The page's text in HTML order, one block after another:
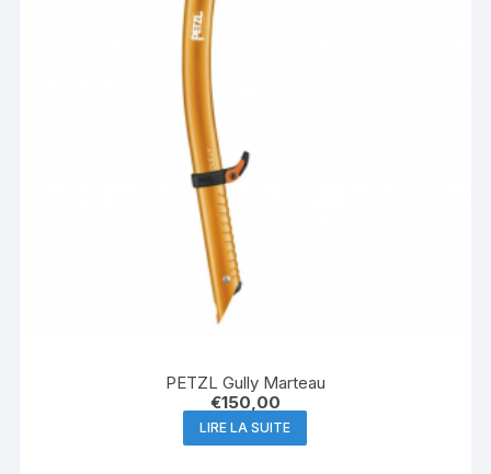
PETZL Gully Marteau
€150,00
LIRE LA SUITE